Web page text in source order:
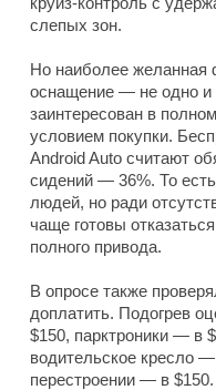
слепых зон.
Но наиболее желанная
оснащение — не одно и
заинтересован в
условием покупки.
Android Auto считают
сидений — 36%. То
людей, но ради
чаще готовы
полного привода.
В опросе также
доплатить. Подогрев
$150, парктроники — в
водительское кресло
перестроении — в